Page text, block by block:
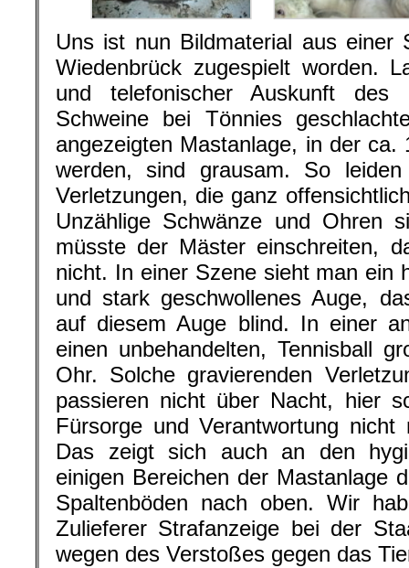
Uns ist nun Bildmaterial aus einer
Wiedenbrück zugespielt worden.
und telefonischer Auskunft des
Schweine bei Tönnies
angezeigten Mastanlage, in der ca.
werden, sind grausam. So
Verletzungen, die ganz
Unzählige Schwänze und Ohren
müsste der Mäster einschreiten,
nicht. In einer Szene sieht man ein
und stark geschwollenes Auge,
auf diesem Auge blind. In einer
einen unbehandelten, Tennisball
Ohr. Solche gravierenden
passieren nicht über Nacht, hier
Fürsorge und Verantwortung nicht
Das zeigt sich auch an den
einigen Bereichen der Mastanlage
Spaltenböden nach oben. Wir
Zulieferer Strafanzeige bei der
wegen des Verstoßes gegen das